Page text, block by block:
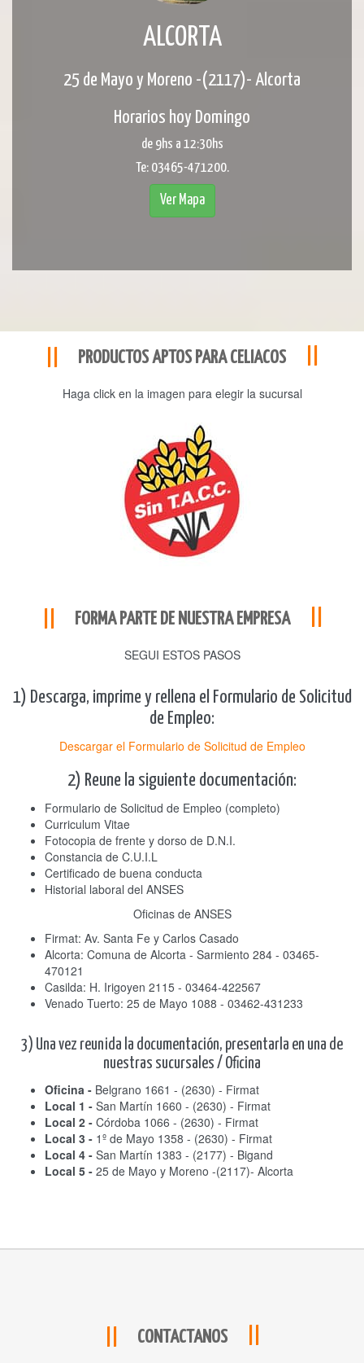
ALCORTA
25 de Mayo y Moreno -(2117)- Alcorta
Horarios hoy Domingo
de 9hs a 12:30hs
Te: 03465-471200.
Ver Mapa
PRODUCTOS APTOS PARA CELIACOS
Haga click en la imagen para elegir la sucursal
FORMA PARTE DE NUESTRA EMPRESA
SEGUI ESTOS PASOS
1) Descarga, imprime y rellena el Formulario de Solicitud
de Empleo:
Descargar el Formulario de Solicitud de Empleo
2) Reune la siguiente documentación:
Formulario de Solicitud de Empleo (completo)
Curriculum Vitae
Fotocopia de frente y dorso de D.N.I.
Constancia de C.U.I.L
Certificado de buena conducta
Historial laboral del ANSES
Oficinas de ANSES
Firmat: Av. Santa Fe y Carlos Casado
Alcorta: Comuna de Alcorta - Sarmiento 284 - 03465-
470121
Casilda: H. Irigoyen 2115 - 03464-422567
Venado Tuerto: 25 de Mayo 1088 - 03462-431233
3) Una vez reunida la documentación, presentarla en una de
nuestras sucursales / Oficina
Oficina - Belgrano 1661 - (2630) - Firmat
Local 1 - San Martín 1660 - (2630) - Firmat
Local 2 - Córdoba 1066 - (2630) - Firmat
Local 3 - 1º de Mayo 1358 - (2630) - Firmat
Local 4 - San Martín 1383 - (2177) - Bigand
Local 5 - 25 de Mayo y Moreno -(2117)- Alcorta
CONTACTANOS